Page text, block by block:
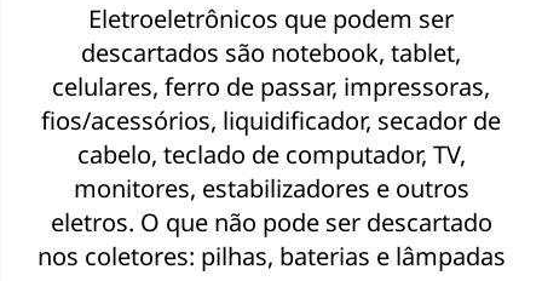
Eletroeletrônicos que podem ser
descartados são notebook, tablet,
celulares, ferro de passar, impressoras,
fios/acessórios, liquidificador, secador de
cabelo, teclado de computador, TV,
monitores, estabilizadores e outros
eletros. O que não pode ser descartado
nos coletores: pilhas, baterias e lâmpadas